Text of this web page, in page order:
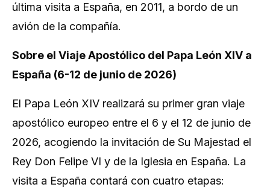
última visita a España, en 2011, a bordo de un
avión de la compañía.
Sobre el Viaje Apostólico del Papa León XIV a
España (6-12 de junio de 2026)
El Papa León XIV realizará su primer gran viaje
apostólico europeo entre el 6 y el 12 de junio de
2026, acogiendo la invitación de Su Majestad el
Rey Don Felipe VI y de la Iglesia en España. La
visita a España contará con cuatro etapas: